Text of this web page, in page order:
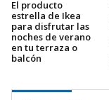
El producto
estrella de Ikea
para disfrutar las
noches de verano
en tu terraza o
balcón